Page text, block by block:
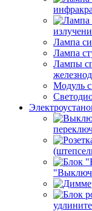
Лампа
Лампа
Лампы
Модуль